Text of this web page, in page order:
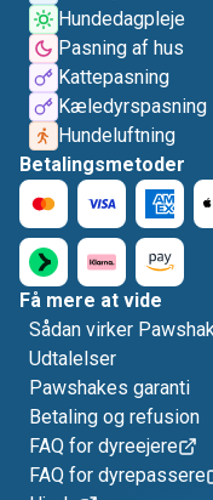
Hundedagpleje
Pasning af hus
Kattepasning
Kæledyrspasning
Hundeluftning
Betalingsmetoder
Få mere at vide
Sådan virker
Udtalelser
Pawshakes garanti
Betaling og refusion
FAQ for dyreejere
FAQ for dyrepassere